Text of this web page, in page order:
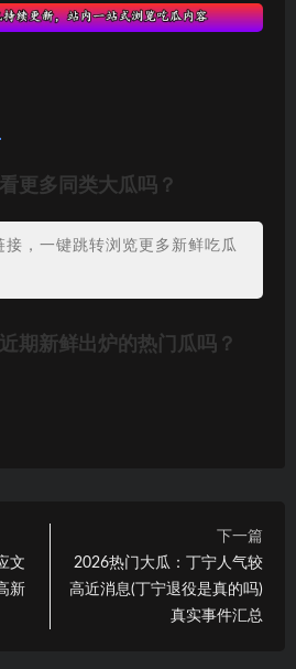
更多同类大瓜吗？
接，一键跳转浏览更多新鲜吃瓜
期新鲜出炉的热门瓜吗？
文
新
下一篇
2026热门大瓜：丁宁人气较
高近消息(丁宁退役是真的吗)
真实事件汇总